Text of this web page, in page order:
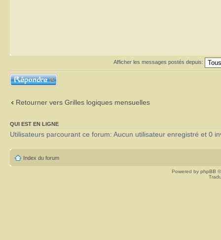
Afficher les messages postés depuis:
Répondre
Retourner vers Grilles logiques mensuelles
QUI EST EN LIGNE
Utilisateurs parcourant ce forum: Aucun utilisateur enregistré et 0
Index du forum
Powered by phpBB